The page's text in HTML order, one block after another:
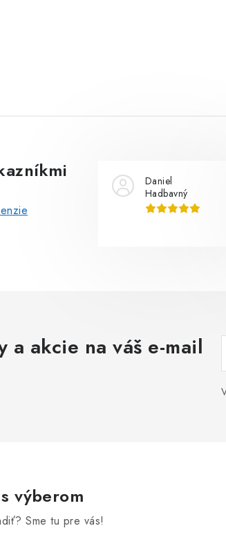
Daniel
Hadbavný
a akcie na váš e-mail
výberom
Sme tu pre vás!